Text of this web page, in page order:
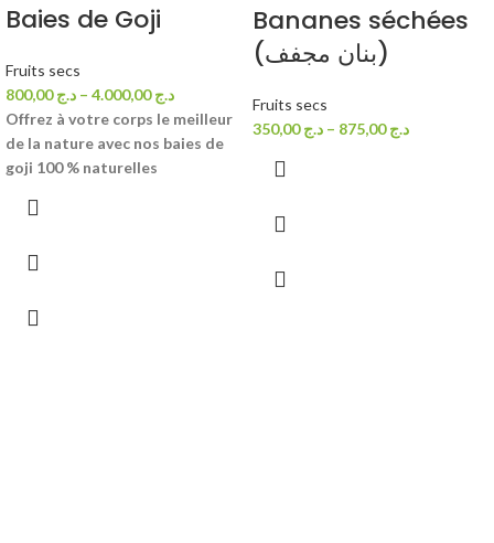
Baies de Goji
Fruits secs
د.ج800,00 – د.ج4.000,00
Offrez à votre corps le meilleur
de la nature avec nos baies de
goji 100 % naturelles
Bananes séchées
(بنان مجفف)
Fruits secs
د.ج350,00 – د.ج875,00